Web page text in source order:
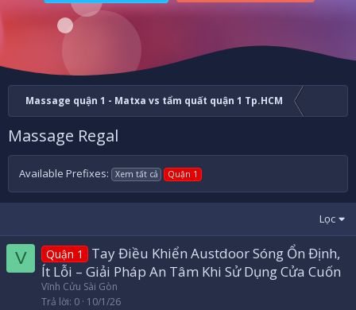
Massage quận 1 - Matxa vs tẩm quất quận 1 Tp.HCM
Massage Regal
Available Prefixes: Xem tất cả Quận 1
Lọc
V Quận 1
Tay Điều Khiển Austdoor Sóng Ổn Định,
Ít Lỗi – Giải Pháp An Tâm Khi Sử Dụng Cửa Cuốn
Vĩnh Cửu Sài Gòn
Trả lời 0 10/1/26